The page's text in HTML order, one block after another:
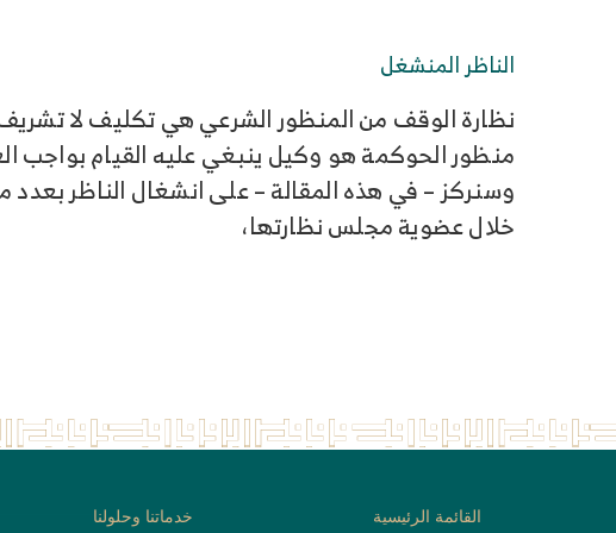
الناظر المنشغل
نظارة الوقف من المنظور الشرعي هي تكليف لا
منظور الحوكمة هو وكيل ينبغي عليه القيام بواجب
وسنركز – في هذه المقالة – على انشغال الناظر
خلال عضوية مجلس نظارتها،
القائمة الرئيسية خدماتنا وحلولنا